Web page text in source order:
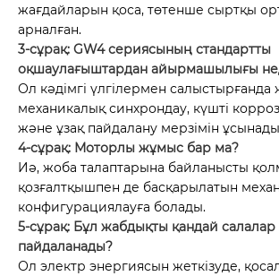
жағдайларын қоса, төтенше сыртқы
арналған.
3-сұрақ: GW4 сериясының стандартты
оқшаулағыштардан айырмашылығы
Ол кәдімгі үлгілермен салыстырғанда
механикалық синхрондау, күшті
және ұзақ пайдалану мерзімін
4-сұрақ: Моторлы жұмыс бар ма?
Иә, жоба талаптарына байланысты
қозғалтқышпен де басқарылатын
конфигурациялауға болады.
5-сұрақ: Бұл жабдықты қандай салалар
пайдаланады?
Ол электр энергиясын жеткізуде,